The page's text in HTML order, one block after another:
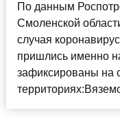
По данным
Смоленской
случая
пришлись именно
зафиксированы на